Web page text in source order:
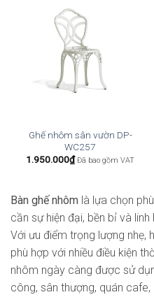
Ghế nhôm sân vườn DP-
WC257
1.950.000₫ Đã bao gồm VAT
Bàn ghế nhôm là lựa chọn
cần sự hiện đại, bền bỉ và
Với ưu điểm trọng lượng nhẹ,
phù hợp với nhiều điều kiện
nhôm ngày càng được sử
công, sân thượng, quán